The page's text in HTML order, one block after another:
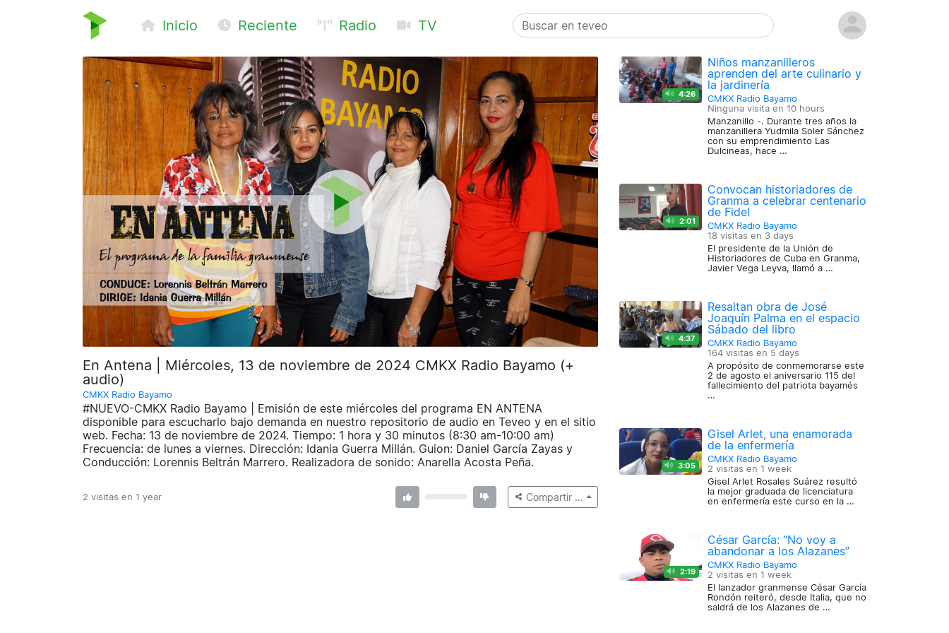
Inicio Reciente Radio TV
En Antena | Miércoles, 13 de noviembre de 2024 CMKX Radio Bayamo (+
audio)
CMKX Radio Bayamo
#NUEVO-CMKX Radio Bayamo | Emisión de este miércoles del programa EN ANTENA
disponible para escucharlo bajo demanda en nuestro repositorio de audio en Teveo y en el sitio
web. Fecha: 13 de noviembre de 2024. Tiempo: 1 hora y 30 minutos (8:30 am-10:00 am)
Frecuencia: de lunes a viernes. Dirección: Idania Guerra Millán. Guion: Daniel García Zayas y
Conducción: Lorennis Beltrán Marrero. Realizadora de sonido: Anarella Acosta Peña.
2 visitas en 1 year Compartir …
4:26
Niños manzanilleros
aprenden del arte culinario y
la jardinería
CMKX Radio Bayamo
Ninguna visita en 10 hours
Manzanillo -. Durante tres años la
manzanillera Yudmila Soler Sánchez
con su emprendimiento Las
Dulcineas, hace …
2:01
Convocan historiadores de
Granma a celebrar centenario
de Fidel
CMKX Radio Bayamo
18 visitas en 3 days
El presidente de la Unión de
Historiadores de Cuba en Granma,
Javier Vega Leyva, llamó a …
4:37
Resaltan obra de José
Joaquín Palma en el espacio
Sábado del libro
CMKX Radio Bayamo
164 visitas en 5 days
A propósito de conmemorarse este
2 de agosto el aniversario 115 del
fallecimiento del patriota bayamés
…
3:05
Gisel Arlet, una enamorada
de la enfermería
CMKX Radio Bayamo
2 visitas en 1 week
Gisel Arlet Rosales Suárez resultó
la mejor graduada de licenciatura
en enfermería este curso en la …
2:19
César García: “No voy a
abandonar a los Alazanes”
CMKX Radio Bayamo
2 visitas en 1 week
El lanzador granmense César García
Rondón reiteró, desde Italia, que no
saldrá de los Alazanes de …